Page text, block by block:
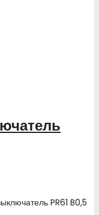
PR61 B0,5